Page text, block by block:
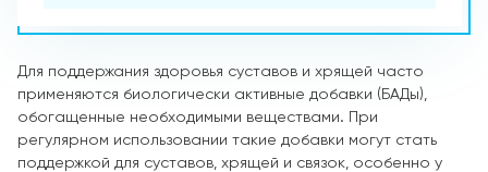
Для поддержания здоровья суставов и хрящей часто
применяются биологически активные добавки (БАДы),
обогащенные необходимыми веществами. При
регулярном использовании такие добавки могут стать
поддержкой для суставов, хрящей и связок, особенно у